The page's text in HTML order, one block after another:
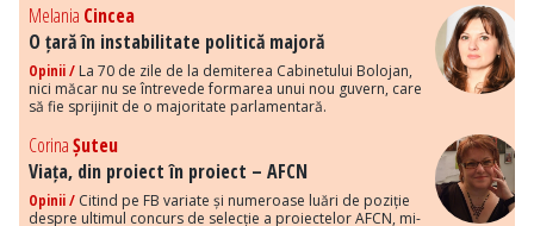
Melania Cincea
O țară în instabilitate politică majoră
Opinii / La 70 de zile de la demiterea Cabinetului Bolojan,
nici măcar nu se întrevede formarea unui nou guvern, care
să fie sprijinit de o majoritate parlamentară.
CorinaȘuteu
Viața, din proiect în proiect – AFCN
Opinii / Citind pe FB variate și numeroase luări de poziție
despre ultimul concurs de selecție a proiectelor AFCN, mi-